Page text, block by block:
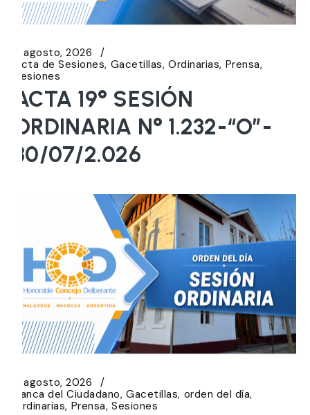
5 agosto, 2026
Acta de Sesiones Gacetillas Ordinarias Prensa
Sesiones
ACTA 19° SESIÓN
ORDINARIA N° 1.232-“O”-
30/07/2.026
5 agosto, 2026
Banca del Ciudadano Gacetillas orden del día
Ordinarias Prensa Sesiones